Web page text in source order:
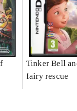
Tinker Bell
fairy rescue